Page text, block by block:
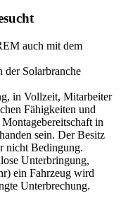
auch mit dem
Solarbranche
in Vollzeit, Mitarbeiter
Fähigkeiten und
in
sein. Der Besitz
nicht Bedingung.
Unterbringung,
ein Fahrzeug wird
Unterbrechung.